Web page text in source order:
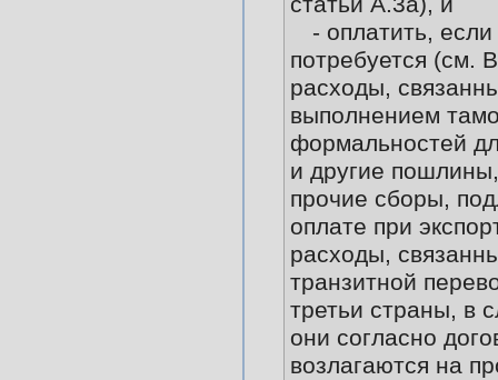
- оплатить, если
потребуется (см.
расходы,
выполнением
формальностей
и другие
прочие сборы,
оплате при
расходы,
транзитной
третьи страны, в
они согласно
возлагаются на